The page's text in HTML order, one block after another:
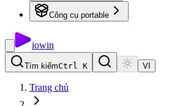
Công cụ portable
iowin
Tìm kiếmCtrl K VI
Trang chủ